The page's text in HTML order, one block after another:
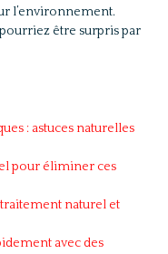
l’environnement.
être surpris par
: astuces naturelles
pour éliminer ces
naturel et
avec des